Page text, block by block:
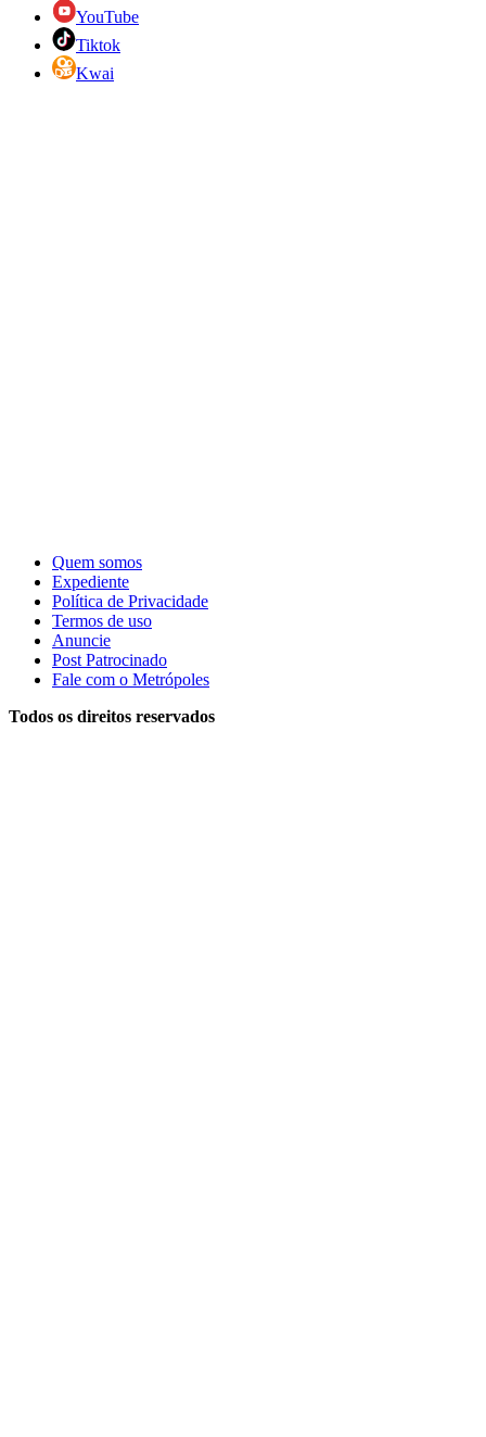
YouTube
Tiktok
Kwai
Quem somos
Expediente
Política de Privacidade
Termos de uso
Anuncie
Post Patrocinado
Fale com o Metrópoles
Todos os direitos reservados